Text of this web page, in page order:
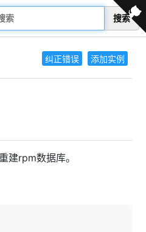
搜索
纠正错误 添加实例
建rpm数据库。